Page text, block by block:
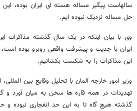
سالهاست پیگیر مساله هسته ای ایران بوده،
حل مساله نزدیک نبوده ایم.
ایران با جدیت و پیشرفت واقعی روبرو بوده
این مذاکرات را به شکست بکشانیم.
وزیر امور خارجه آلمان با تحلیل وقایع بین
گذشته هیچ گاه تا به این حد انفجاری نبوده و